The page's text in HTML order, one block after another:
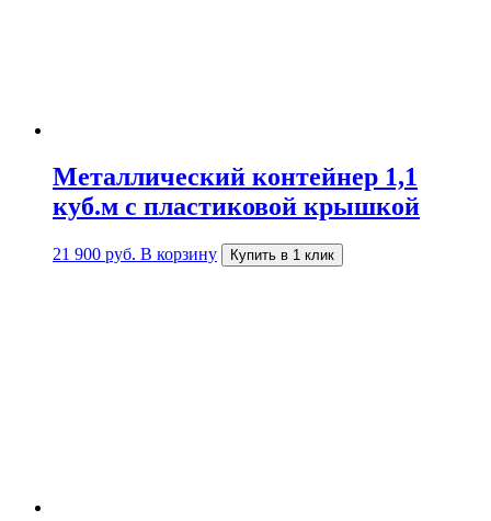
Металлический контейнер 1,1
куб.м с пластиковой крышкой
21 900 руб. В корзину Купить в 1 клик